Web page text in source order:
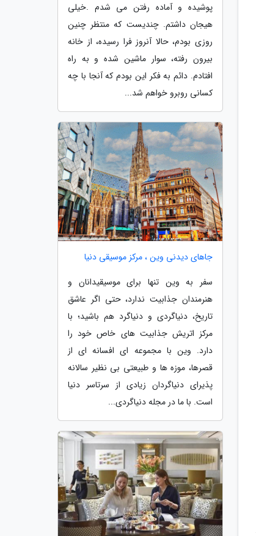
پوشیده و آماده رفتن می شدم .خیلی
هیجان داشتم. چندیست که منتظر چنین
روزی بودم، حالا آنروز فرا رسیده، از خانه
بیرون رفته، سوار ماشین شده و به راه
افتادم. دائم به فکر این بودم که آنجا با چه
کسانی روبرو خواهم شد...
جاهای دیدنی وین ، مرکز موسیقی دنیا
سفر به وین تنها برای موسیقیدانان و
هنرمندان جذابیت ندارد، حتی اگر عاشق
تاریخ، دنیاگردی و دنیاگرد هم باشید؛ با
مرکز اتریش جذابیت های خاص خود را
دارد. وین با مجموعه ای افسانه ای از
قصرها، موزه ها و طبیعتی بی نظیر سالانه
پذیرای دنیاگردان زیادی از سرتاسر دنیا
است. با ما در مجله دنیاگردی...